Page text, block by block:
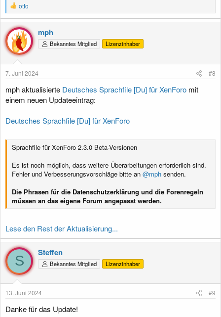
R
e
a
k
t
o
n
n
otto
mph
Bekanntes Mitglied Lizenzinhaber
7. Juni 2024 #8
mph aktualisierte Deutsches Sprachfile [Du] für XenForo mit
einem neuen Updateeintrag:
Deutsches Sprachfile [Du] für XenForo
Sprachfile für XenForo 2.3.0 Beta-Versionen
Es ist noch möglich, dass weitere Überarbeitungen erforderlich sind.
Fehler und Verbesserungsvorschläge bitte an @mph senden.
Die Phrasen für die Datenschutzerklärung und die Forenregeln
müssen an das eigene Forum angepasst werden.
Lese den Rest der Aktualisierung...
S
Steffen
Bekanntes Mitglied Lizenzinhaber
13. Juni 2024 #9
Danke für das Update!